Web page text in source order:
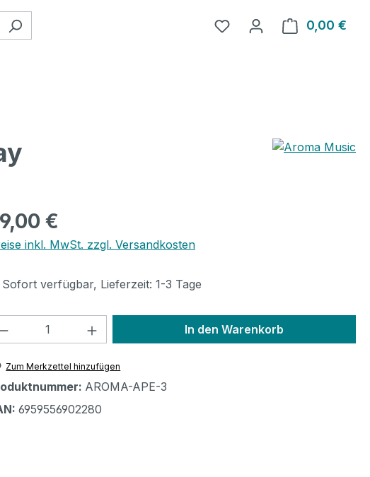
0,00 €
Preis:
€
inkl. MwSt. zzgl. Versandkosten
Sofort verfügbar, Lieferzeit: 1-3 Tage
Anzahl: Gib den gewünschten Wert
In den Warenkorb
Zum Merkzettel hinzufügen
AROMA-APE-3
6959556902280